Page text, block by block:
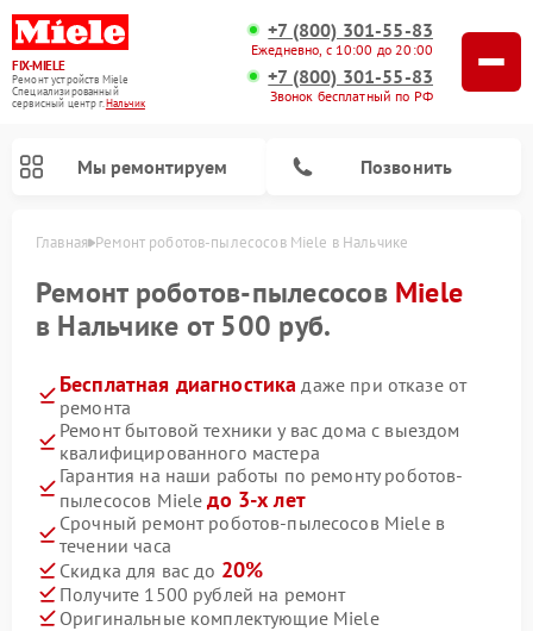
FIX-MIELE
Ремонт устройств Miele
Специализированный
cервисный центр г.Нальчик
+7 (800) 301-55-83
Ежедневно, с 10:00 до 20:00
+7 (800) 301-55-83
Звонок бесплатный по РФ
Мы ремонтируем Позвонить
Главная Ремонт роботов-пылесосов Miele в Нальчике
Ремонт роботов-пылесосов Miele
в Нальчике от 500 руб.
Бесплатная диагностика даже при отказе от
ремонта
Ремонт бытовой техники у вас дома с выездом
квалифицированного мастера
Гарантия на наши работы по ремонту роботов-
пылесосов Mieleдо 3-х лет
Срочный ремонт роботов-пылесосов Miele в
течении часа
Скидка для вас до 20%
Получите 1500 рублей на ремонт
Оригинальные комплектующие Miele